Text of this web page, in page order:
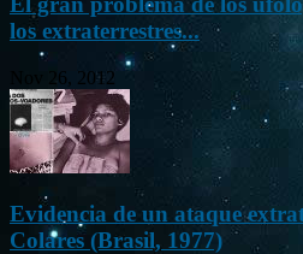
los extraterrestres...
Nov 26, 2012
Evidencia de un ataque
Colares (Brasil, 1977)